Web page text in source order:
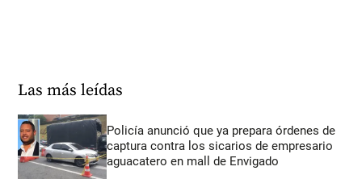
Las más leídas
Policía anunció que ya prepara órdenes de
captura contra los sicarios de empresario
aguacatero en mall de Envigado